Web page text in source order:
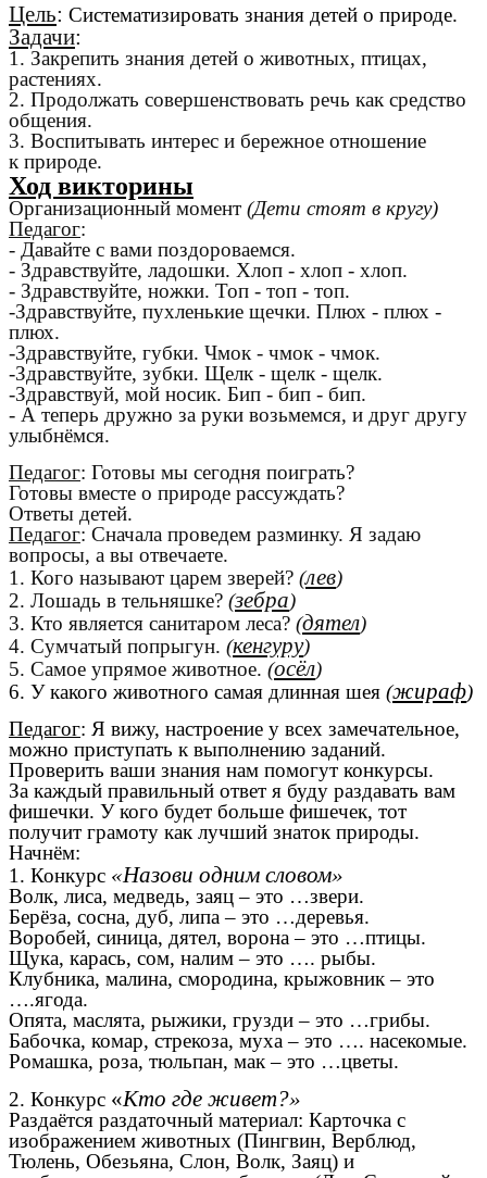
Цель: Систематизировать знания детей о природе.
Задачи:
1. Закрепить знания детей о животных, птицах,
растениях.
2. Продолжать совершенствовать речь как средство
общения.
3. Воспитывать интерес и бережное отношение
к природе.
Ход викторины
Организационный момент (Дети стоят в кругу)
Педагог:
- Давайте с вами поздороваемся.
- Здравствуйте, ладошки. Хлоп - хлоп - хлоп.
- Здравствуйте, ножки. Топ - топ - топ.
-Здравствуйте, пухленькие щечки. Плюх - плюх -
плюх.
-Здравствуйте, губки. Чмок - чмок - чмок.
-Здравствуйте, зубки. Щелк - щелк - щелк.
-Здравствуй, мой носик. Бип - бип - бип.
- А теперь дружно за руки возьмемся, и друг другу
улыбнёмся.
Педагог: Готовы мы сегодня поиграть?
Готовы вместе о природе рассуждать?
Ответы детей.
Педагог: Сначала проведем разминку. Я задаю
вопросы, а вы отвечаете.
1. Кого называют царем зверей? (лев)
2. Лошадь в тельняшке? (зебра)
3. Кто является санитаром леса? (дятел)
4. Сумчатый попрыгун. (кенгуру)
5. Самое упрямое животное. (осёл)
6. У какого животного самая длинная шея (жираф)
Педагог: Я вижу, настроение у всех замечательное,
можно приступать к выполнению заданий.
Проверить ваши знания нам помогут конкурсы.
За каждый правильный ответ я буду раздавать вам
фишечки. У кого будет больше фишечек, тот
получит грамоту как лучший знаток природы.
Начнём:
1. Конкурс «Назови одним словом»
Волк, лиса, медведь, заяц – это …звери.
Берёза, сосна, дуб, липа – это …деревья.
Воробей, синица, дятел, ворона – это …птицы.
Щука, карась, сом, налим – это …. рыбы.
Клубника, малина, смородина, крыжовник – это
….ягода.
Опята, маслята, рыжики, грузди – это …грибы.
Бабочка, комар, стрекоза, муха – это …. насекомые.
Ромашка, роза, тюльпан, мак – это …цветы.
2. Конкурс «Кто где живет?»
Раздаётся раздаточный материал: Карточка с
изображением животных (Пингвин, Верблюд,
Тюлень, Обезьяна, Слон, Волк, Заяц) и